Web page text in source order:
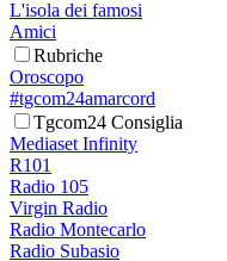
L'isola dei famosi
Amici
Rubriche
Oroscopo
#tgcom24amarcord
Tgcom24 Consiglia
Mediaset Infinity
R101
Radio 105
Virgin Radio
Radio Montecarlo
Radio Subasio